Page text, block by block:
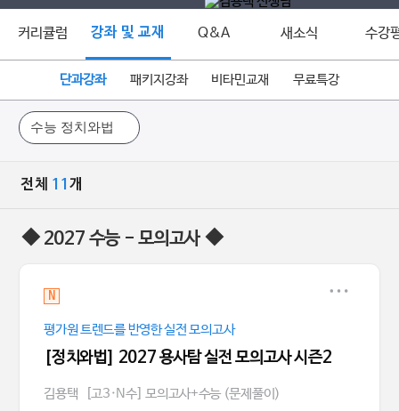
커리큘럼 강좌 및 교재 Q&A 새소식 수강
단과강좌 패키지강좌 비타민교재 무료특강
전체 11 개
◆ 2027 수능 - 모의고사 ◆
N
평가원 트렌드를 반영한 실전 모의고사
[정치와법] 2027 용사탐 실전 모의고사 시즌2
김용택 [고3·N수] 모의고사+수능 (문제풀이)